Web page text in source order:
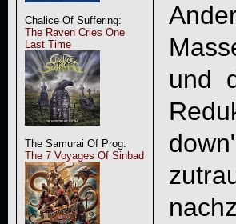
Chalice Of Suffering:
The Raven Cries One
Last Time
The Samurai Of Prog:
The 7 Voyages Of Sinbad
und